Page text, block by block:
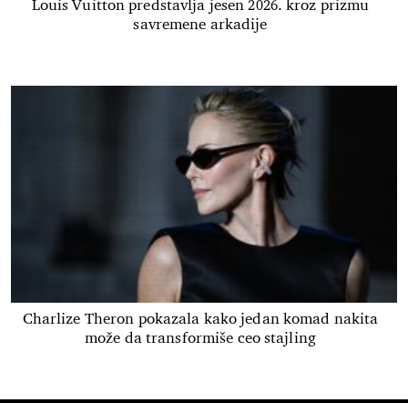
Louis Vuitton predstavlja jesen 2026. kroz prizmu
savremene arkadije
Charlize Theron pokazala kako jedan komad nakita
može da transformiše ceo stajling